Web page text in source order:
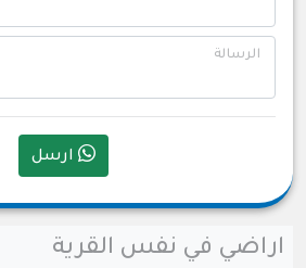
الرسالة
ارسل
اراضي في نفس القرية